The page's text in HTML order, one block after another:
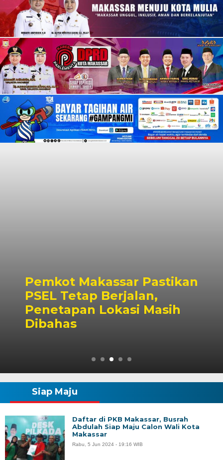
Pemkot Makassar Pastikan
PSEL Tetap Berjalan,
Penetapan Lokasi Masih
Dibahas
Siap Maju
Daftar di PKB Makassar, Busrah
Abdulah Siap Maju Calon Wali Kota
Makassar
Rabu, 5 Jun 2024 - 19:16 WIB